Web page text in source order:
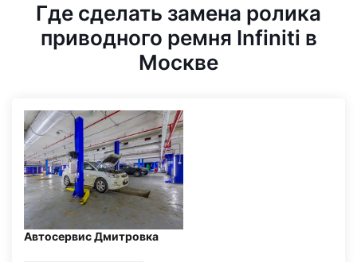
Где сделать замена ролика
приводного ремня Infiniti в
Москве
Автосервис Дмитровка